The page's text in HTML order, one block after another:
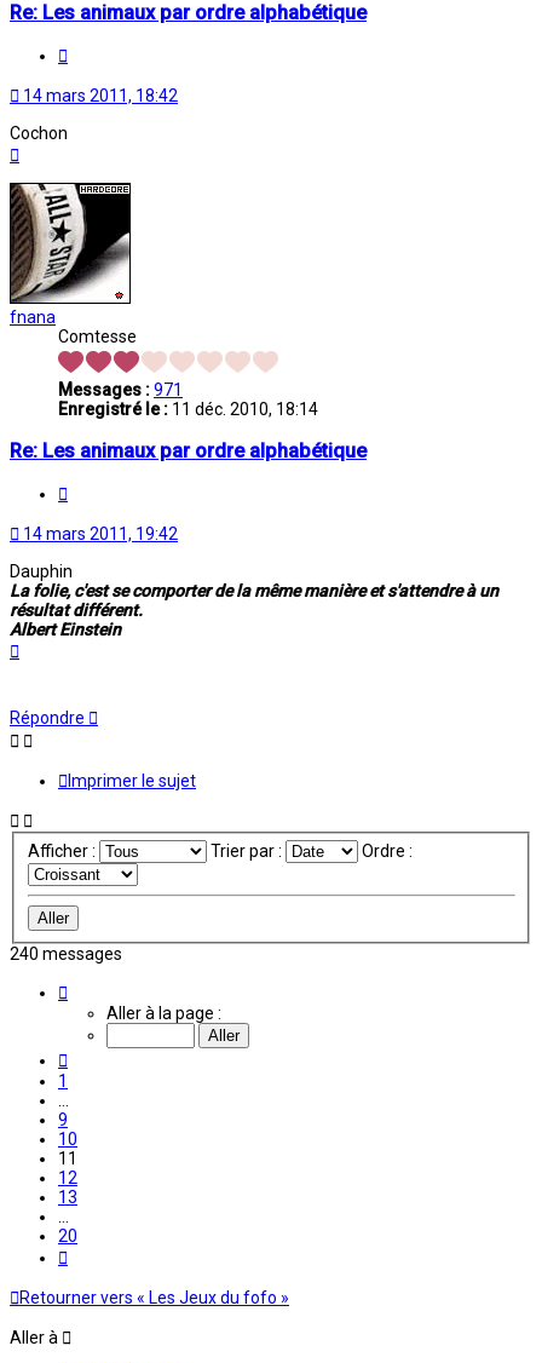
Re: Les animaux par ordre alphabétique
14 mars 2011, 18:42
Cochon
fnana
Comtesse
Messages :971
Enregistré le : 11 déc. 2010, 18:14
Re: Les animaux par ordre alphabétique
14 mars 2011, 19:42
Dauphin
La folie, c'est se comporter de la même manière et s'attendre à un
résultat différent.
Albert Einstein
Répondre
Imprimer le sujet
Afficher : Trier par : Ordre :
240 messages
Aller à la page :
1
9
10
11
12
13
20
Retourner vers « Les Jeux du fofo »
Aller à